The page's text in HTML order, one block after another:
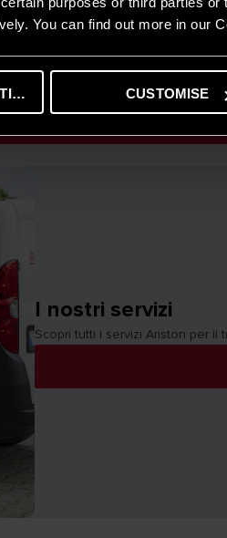
You can find out more in our
CUSTOMISE
raffrescare e produrre acqua calda
I nostri servizi
Scopri tutti i servizi Ariston per il